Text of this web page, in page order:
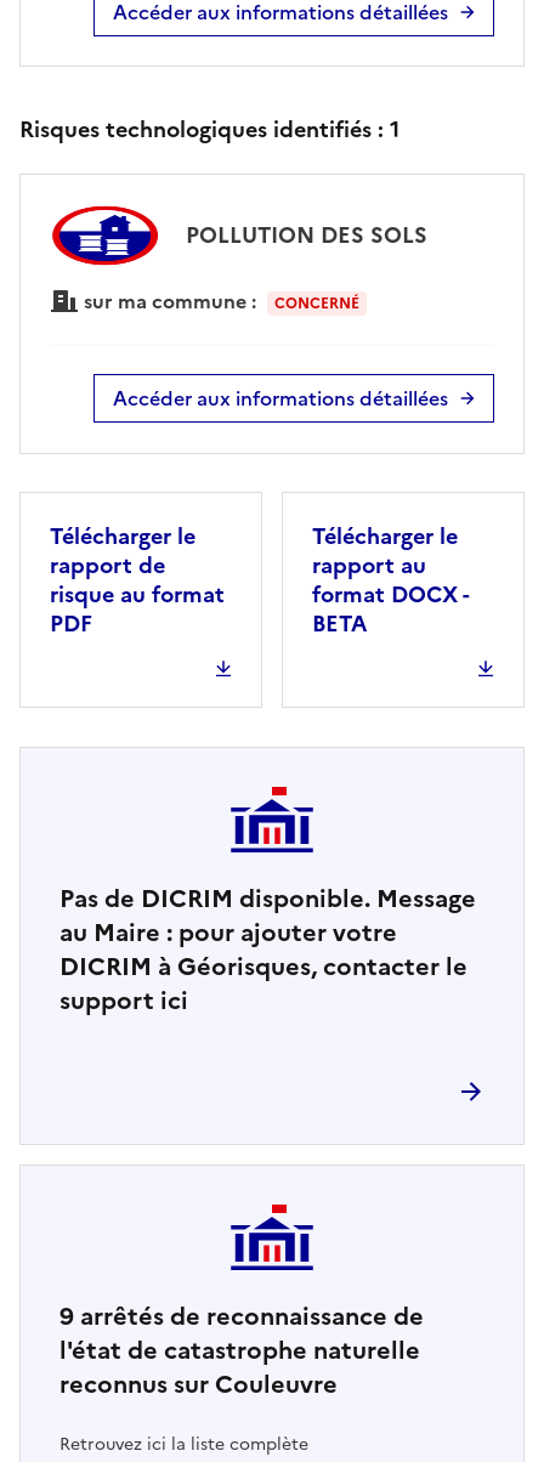
Accéder aux informations détaillées
Risques technologiques identifiés : 1
POLLUTION DES SOLS
sur ma commune : CONCERNÉ
Accéder aux informations détaillées
Télécharger le
rapport de
risque au format
PDF
Télécharger le
rapport au
format DOCX -
BETA
Pas de DICRIM disponible. Message
au Maire : pour ajouter votre
DICRIM à Géorisques, contacter le
support ici
9 arrêtés de reconnaissance de
l'état de catastrophe naturelle
reconnus sur Couleuvre
Retrouvez ici la liste complète